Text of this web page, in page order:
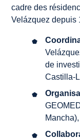
cadre des
Velázquez depuis
de
Castilla-